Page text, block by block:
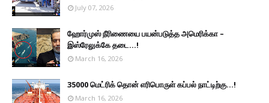
July 07, 2026
ஹோர்முஸ் நீரிணையை பயன்படுத்த அமெரிக்கா –
இஸ்ரேலுக்கே தடை...!
March 16, 2026
35000 மெட்ரிக் தொன் எரிபொருள் கப்பல் நாட்டிற்கு...!
March 16, 2026